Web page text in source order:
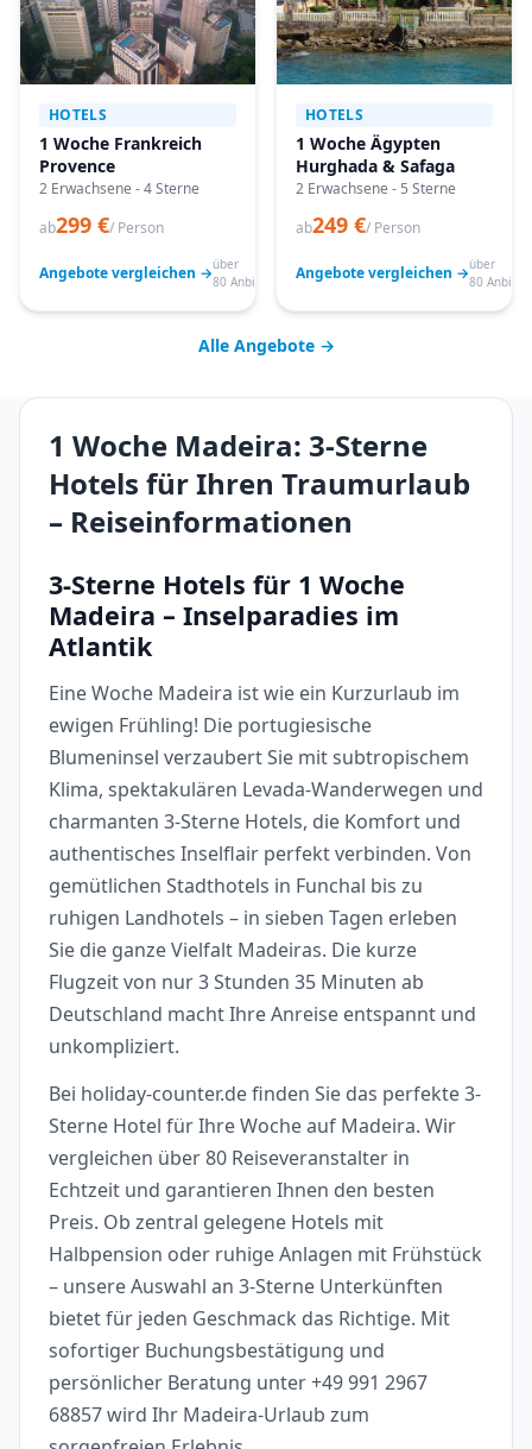
HOTELS
1 Woche Frankreich
Provence
2 Erwachsene - 4 Sterne
ab299 €/ Person
Angebote vergleichen →über
80 Anbieter
HOTELS
1 Woche Ägypten
Hurghada & Safaga
2 Erwachsene - 5 Sterne
ab249 €/ Person
Angebote vergleichen →über
80
Alle Angebote →
1 Woche Madeira: 3-Sterne
Hotels für Ihren Traumurlaub
– Reiseinformationen
3-Sterne Hotels für 1 Woche
Madeira – Inselparadies im
Atlantik
Eine Woche Madeira ist wie ein Kurzurlaub im
ewigen Frühling! Die portugiesische
Blumeninsel verzaubert Sie mit subtropischem
Klima, spektakulären Levada-Wanderwegen und
charmanten 3-Sterne Hotels, die Komfort und
authentisches Inselflair perfekt verbinden. Von
gemütlichen Stadthotels in Funchal bis zu
ruhigen Landhotels – in sieben Tagen erleben
Sie die ganze Vielfalt Madeiras. Die kurze
Flugzeit von nur 3 Stunden 35 Minuten ab
Deutschland macht Ihre Anreise entspannt und
unkompliziert.
Bei holiday-counter.de finden Sie das perfekte 3-
Sterne Hotel für Ihre Woche auf Madeira. Wir
vergleichen über 80 Reiseveranstalter in
Echtzeit und garantieren Ihnen den besten
Preis. Ob zentral gelegene Hotels mit
Halbpension oder ruhige Anlagen mit Frühstück
– unsere Auswahl an 3-Sterne Unterkünften
bietet für jeden Geschmack das Richtige. Mit
sofortiger Buchungsbestätigung und
persönlicher Beratung unter +49 991 2967
68857 wird Ihr Madeira-Urlaub zum